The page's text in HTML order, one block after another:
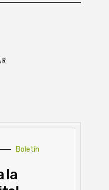
Boletín
la